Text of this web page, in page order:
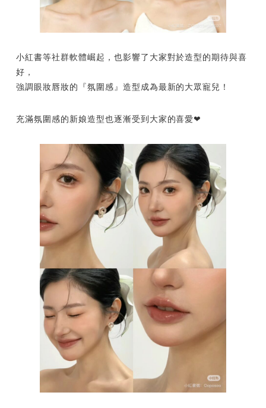
小紅書等社群軟體崛起，也影響了大家對於造型的期待與喜
好，
強調眼妝唇妝的『氛圍感』造型成為最新的大眾寵兒！
充滿氛圍感的新娘造型也逐漸受到大家的喜愛❤